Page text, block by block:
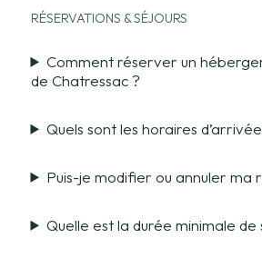
RÉSERVATIONS & SÉJOURS
Comment réserver un
de Chatressac ?
Quels sont les horaires
Puis-je modifier ou annuler ma
Quelle est la durée minimale de